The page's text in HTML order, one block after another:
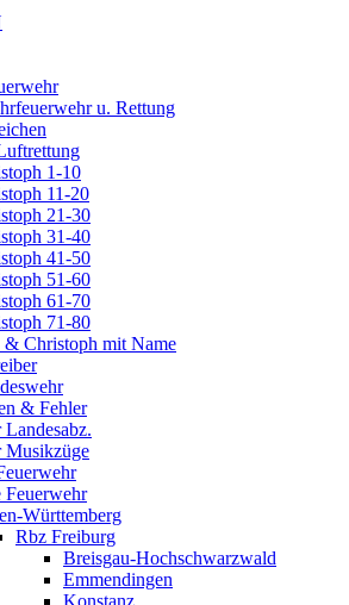
u. Rettung
1-10
11-20
21-30
31-40
41-50
51-60
61-70
71-80
Christoph mit Name
& Fehler
Musikzüge
Württemberg
Rbz Freiburg
Breisgau-Hochschwarzwald
Emmendingen
Konstanz